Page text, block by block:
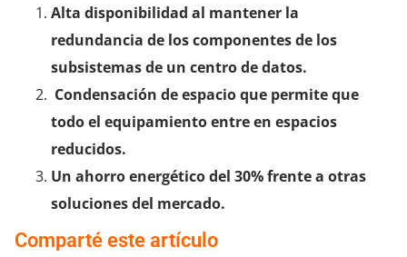
Alta disponibilidad al mantener la
redundancia de los componentes de los
subsistemas de un centro de datos.
Condensación de espacio que permite que
todo el equipamiento entre en espacios
reducidos.
Un ahorro energético del 30% frente a otras
soluciones del mercado.
Comparté este artículo